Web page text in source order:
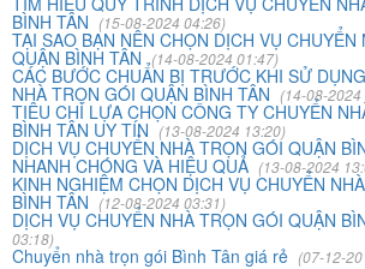
BÌNH TÂN (15-08-2024 04:26)
TẠI SAO BẠN NÊN CHỌN DỊCH VỤ CHUYỂN
QUẬN BÌNH TÂN(14-08-2024 01:47)
CÁC BƯỚC CHUẨN BỊ TRƯỚC KHI SỬ
NHÀ TRỌN GÓI QUẬN BÌNH TÂN (14-08-
TIÊU CHÍ LỰA CHỌN CÔNG TY CHUYỂN
BÌNH TÂN UY TÍN(13-08-2024 13:20)
DỊCH VỤ CHUYỂN NHÀ TRỌN GÓI QUẬN
NHANH CHÓNG VÀ HIỆU QUẢ (13-08-2024
KINH NGHIỆM CHỌN DỊCH VỤ CHUYỂN
BÌNH TÂN (12-08-2024 03:31)
DỊCH VỤ CHUYỂN NHÀ TRỌN GÓI QUẬN
03:18)
Chuyển nhà trọn gói Bình Tân giá rẻ (07-12-
và đến nay đã sử dụng dịch vụ chuyển
chúng công ty ngày càng phát triển và
lượng dịch vụ
Công ty Khôi Nguyên chuyển hàng
gói rất cẩn thận. Cô rất hài lòng